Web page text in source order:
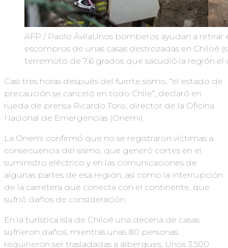
AFP / Paolo ÁvilaUnos bomberos ayudan a
escombros de unas casas destrozadas en Chiloé
terremoto de 7,6 grados que sacudió la región el
Casi tres horas después del fuerte sismo, “el estado de
precaución se canceló en todo Chile”, declaró en
rueda de prensa Ricardo Toro, director de la Oficina
Nacional de Emergencias (Onemi).
La Onemi confirmó que no se registraron víctimas a
consecuencia del sismo, que generó cortes en el
suministro eléctrico y en las comunicaciones de
algunas partes de esa región, así como la interrupción
de la carretera que conecta con el continente, que
sufrió daños de consideración.
En la turística isla de Chiloé una decena de casas
sufrieron daños, mientras unas 80 personas
requirieron ser trasladadas a albergues. Unos 3.500